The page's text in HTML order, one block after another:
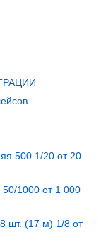
500 1/20 от 20
1000 от 1 000
шт. (17 м) 1/8 от